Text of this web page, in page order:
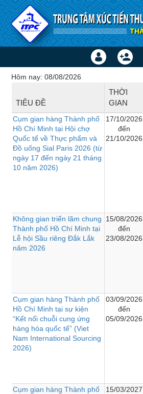
Truy cập nội dung luôn
Hội chợ - Triển lãm
Đăng
Tạo
Hôm nay: 08/08/2026
TIÊU ĐỀ
THỜI
GIAN
Cụm gian hàng Thành phố
Hồ Chí Minh tại Hội chợ
Quốc tế về Thực phẩm và
Đồ uống Sial Paris 2026 (từ
ngày 17 đến ngày 21 tháng
10 năm 2026)
17/10/2026
đến
21/10/2026
Không gian triển lãm chung
Thành phố Hồ Chí Minh tại
Lễ hội Sầu riêng Đắk Lắk
năm 2026
15/08/2026
đến
23/08/2026
Cụm gian hàng Thành phố
Hồ Chí Minh tại sự kiện
“Kết nối chuỗi cung ứng
hàng hóa quốc tế” (Viet
Nam International Sourcing
2026)
03/09/2026
đến
05/09/2026
Cụm gian hàng Thành phố
15/03/2027